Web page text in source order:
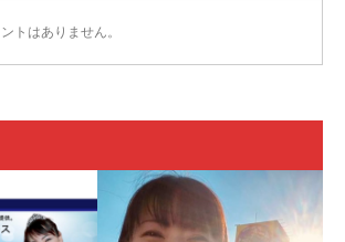
トはありません。